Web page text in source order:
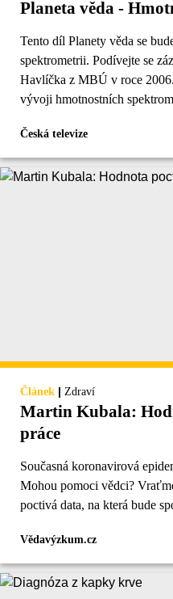
Planeta věda -
Tento díl Planety věda se
spektrometrii. Podívejte se
Havlíčka z MBÚ v roce
vývoji hmotnostních
Česká televize
Článek | Zdraví
Martin Kubala:
práce
Současná koronavirová
Mohou pomoci vědci?
poctivá data, na která bude
Vědavýzkum.cz